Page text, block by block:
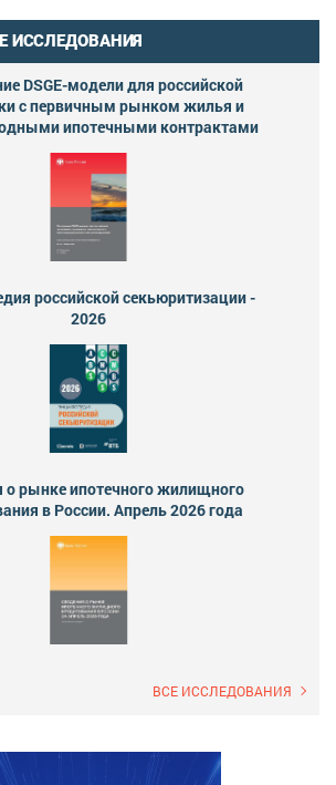
ИССЛЕДОВАНИЯ
DSGE-модели для российской
с первичным рынком жилья и
ипотечными контрактами
российской секьюритизации -
2026
о рынке ипотечного жилищного
в России. Апрель 2026 года
ВСЕ ИССЛЕДОВАНИЯ